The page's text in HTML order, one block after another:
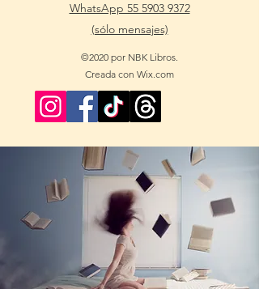
WhatsApp 55 5903 9372
(sólo mensajes)
©2020 por NBK Libros.
Creada con Wix.com